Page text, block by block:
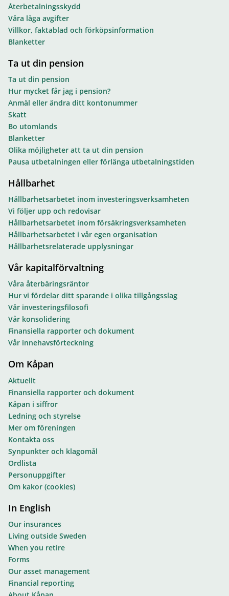
Återbetalningsskydd
Våra låga avgifter
Villkor, faktablad och förköpsinformation
Blanketter
Ta ut din pension
Ta ut din pension
Hur mycket får jag i pension?
Anmäl eller ändra ditt kontonummer
Skatt
Bo utomlands
Blanketter
Olika möjligheter att ta ut din pension
Pausa utbetalningen eller förlänga utbetalningstiden
Hållbarhet
Hållbarhetsarbetet inom investeringsverksamheten
Vi följer upp och redovisar
Hållbarhetsarbetet inom försäkringsverksamheten
Hållbarhetsarbetet i vår egen organisation
Hållbarhetsrelaterade upplysningar
Vår kapitalförvaltning
Våra återbäringsräntor
Hur vi fördelar ditt sparande i olika tillgångsslag
Vår investeringsfilosofi
Vår konsolidering
Finansiella rapporter och dokument
Vår innehavsförteckning
Om Kåpan
Aktuellt
Finansiella rapporter och dokument
Kåpan i siffror
Ledning och styrelse
Mer om föreningen
Kontakta oss
Synpunkter och klagomål
Ordlista
Personuppgifter
Om kakor (cookies)
In English
Our insurances
Living outside Sweden
When you retire
Forms
Our asset management
Financial reporting